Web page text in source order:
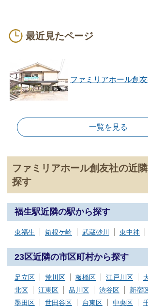
最近見たページ
ファミリアホール創
一覧を見る
ファミリアホール創友社の近
探す
福生駅近隣の駅から探す
東福生 箱根ケ崎 武蔵砂川 東中神
23区近隣の市区町村から探す
足立区 荒川区 板橋区 江戸川区
北区
江東区 品川区 渋谷区 新宿
墨田区
世田谷区 台東区 中央区